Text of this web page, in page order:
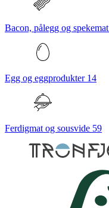
Bacon, pålegg og spekemat
Egg og eggprodukter 14
Ferdigmat og sousvide 59